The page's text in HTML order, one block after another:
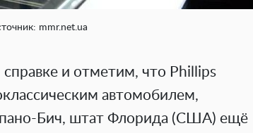
mmr.net.ua
и отметим, что Phillips
автомобилем,
Бич, штат Флорида (США) ещё